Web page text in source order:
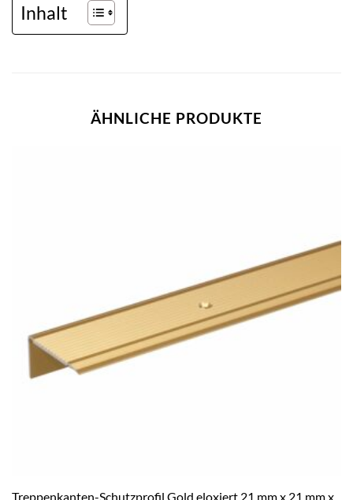
Inhalt
ÄHNLICHE PRODUKTE
Treppenkanten-Schutzprofil Gold eloxiert 21 mm x 21 mm x